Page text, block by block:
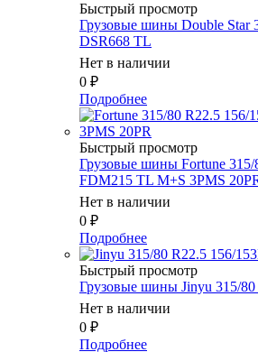
Быстрый просмотр
Грузовые шины Double Star
DSR668 TL
Нет в наличии
0 ₽
Подробнее
Быстрый просмотр
Грузовые шины Fortune
FDM215 TL M+S 3PMS
Нет в наличии
0 ₽
Подробнее
Быстрый просмотр
Грузовые шины Jinyu 315/
Нет в наличии
0 ₽
Подробнее